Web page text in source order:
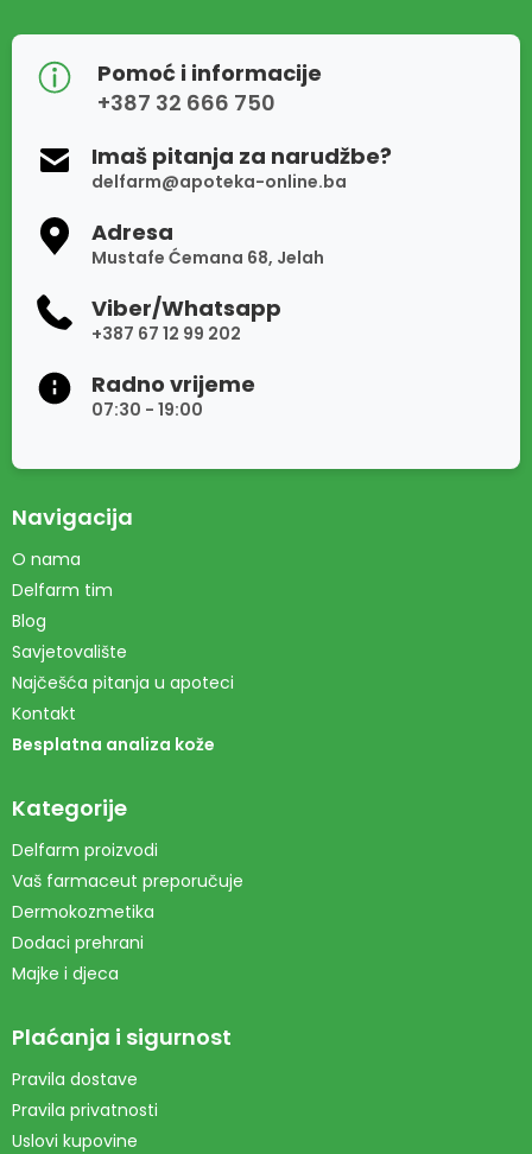
Pomoć i informacije
+387 32 666 750
Imaš pitanja za narudžbe?
delfarm@apoteka-online.ba
Adresa
Mustafe Ćemana 68, Jelah
Viber/Whatsapp
+387 67 12 99 202
Radno vrijeme
07:30 - 19:00
Navigacija
O nama
Delfarm tim
Blog
Savjetovalište
Najčešća pitanja u apoteci
Kontakt
Besplatna analiza kože
Kategorije
Delfarm proizvodi
Vaš farmaceut preporučuje
Dermokozmetika
Dodaci prehrani
Majke i djeca
Plaćanja i sigurnost
Pravila dostave
Pravila privatnosti
Uslovi kupovine